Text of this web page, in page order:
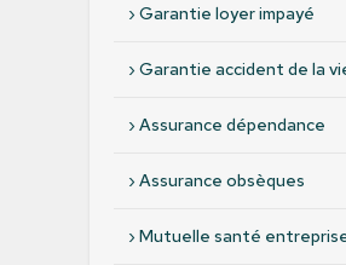
› Garantie loyer impayé
› Garantie accident de la
› Assurance dépendance
› Assurance obsèques
› Mutuelle santé